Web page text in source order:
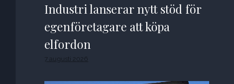
Industri lanserar nytt stöd för
egenföretagare att köpa
elfordon
7 augusti 2026